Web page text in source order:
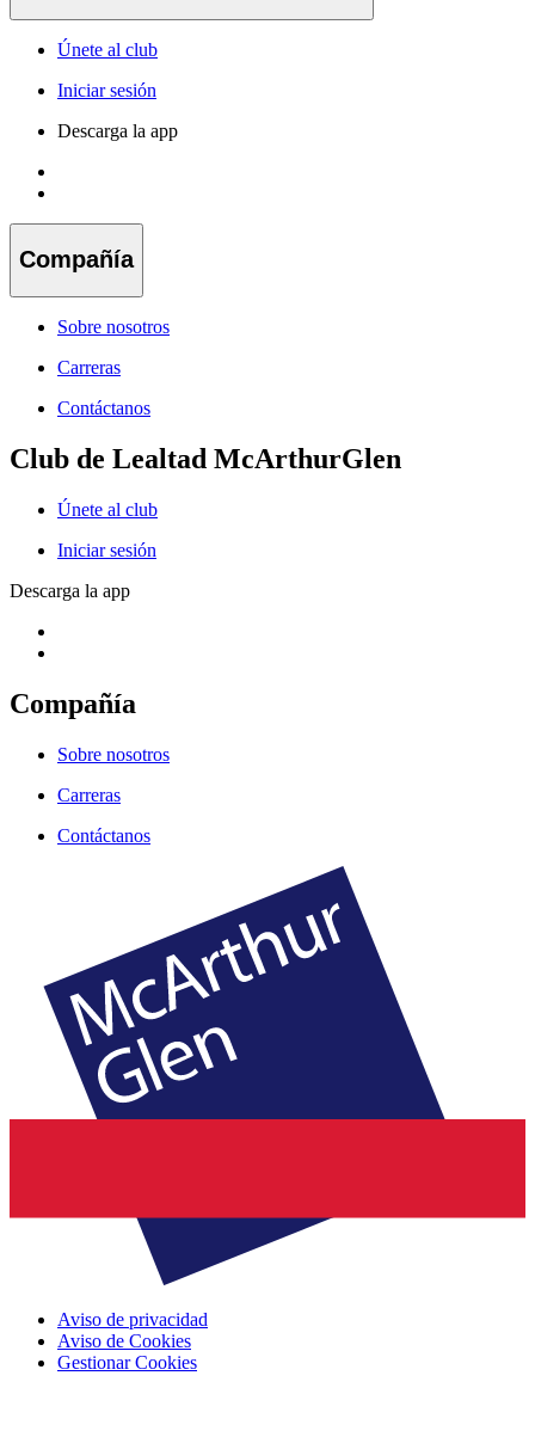
Únete al club
Iniciar sesión
Descarga la app
Compañía
Sobre nosotros
Carreras
Contáctanos
Club de Lealtad McArthurGlen
Únete al club
Iniciar sesión
Descarga la app
Compañía
Sobre nosotros
Carreras
Contáctanos
Aviso de privacidad
Aviso de Cookies
Gestionar Cookies